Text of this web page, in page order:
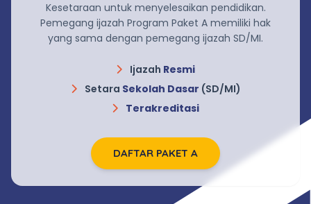
Kesetaraan untuk menyelesaikan pendidikan.
Pemegang ijazah Program Paket A memiliki hak
yang sama dengan pemegang ijazah SD/MI.
Ijazah Resmi
Setara Sekolah Dasar (SD/MI)
Terakreditasi
DAFTAR PAKET A